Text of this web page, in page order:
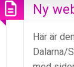
Ny
Här är
Dalarna/